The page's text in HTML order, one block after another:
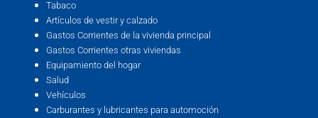
Tabaco
Artículos de vestir y calzado
Gastos Corrientes de la vivienda principal
Gastos Corrientes otras viviendas
Equipamiento del hogar
Salud
Vehículos
Carburantes y lubricantes para automoción